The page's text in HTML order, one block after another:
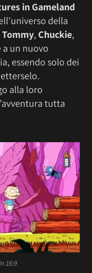
in Gameland
della
Tommy, Chuckie,
un nuovo
essendo solo dei
alla loro
tutta
16:9